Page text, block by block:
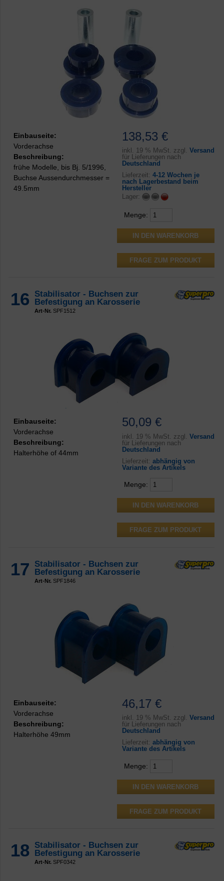
138,53 €
inkl. 19 % MwSt. zzgl. Versand
für Lieferungen nach
Deutschland
Lieferzeit: 4-12 Wochen je
nach Lagerbestand beim
Hersteller
Lager:
Menge:
FRAGE ZUM PRODUKT
Einbauseite:
Vorderachse
Beschreibung:
frühe Modelle, bis Bj. 5/1996,
Buchse Aussendurchmesser =
49.5mm
16
Stabilisator - Buchsen zur
Befestigung an Karosserie
Art-Nr. SPF1512
50,09 €
inkl. 19 % MwSt. zzgl. Versand
für Lieferungen nach
Deutschland
Lieferzeit: abhängig von
Variante des Artikels
Menge:
FRAGE ZUM PRODUKT
Einbauseite:
Vorderachse
Beschreibung:
Halterhöhe of 44mm
17
Stabilisator - Buchsen zur
Befestigung an Karosserie
Art-Nr. SPF1846
46,17 €
inkl. 19 % MwSt. zzgl. Versand
für Lieferungen nach
Deutschland
Lieferzeit: abhängig von
Variante des Artikels
Menge:
FRAGE ZUM PRODUKT
Einbauseite:
Vorderachse
Beschreibung:
Halterhöhe 49mm
18 Stabilisator - Buchsen zur
Befestigung an Karosserie
Art-Nr. SPF0342